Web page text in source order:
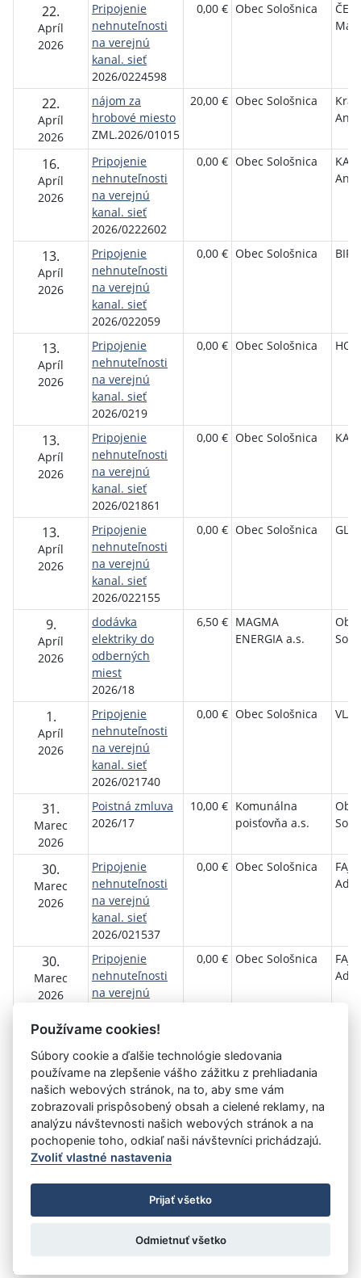
22.
Apríl
2026
Pripojenie
nehnuteľnosti
na verejnú
kanal. sieť
2026/0224598
0,00 € Obec Sološnica
22.
Apríl
2026
nájom za
hrobové miesto
ZML.2026/01015
20,00 € Obec Sološnica
16.
Apríl
2026
Pripojenie
nehnuteľnosti
na verejnú
kanal. sieť
2026/0222602
0,00 € Obec Sološnica
13.
Apríl
2026
Pripojenie
nehnuteľnosti
na verejnú
kanal. sieť
2026/022059
0,00 € Obec Sološnica
13.
Apríl
2026
Pripojenie
nehnuteľnosti
na verejnú
kanal. sieť
2026/0219
0,00 € Obec Sološnica
13.
Apríl
2026
Pripojenie
nehnuteľnosti
na verejnú
kanal. sieť
2026/021861
0,00 € Obec Sološnica
13.
Apríl
2026
Pripojenie
nehnuteľnosti
na verejnú
kanal. sieť
2026/022155
0,00 € Obec Sološnica
9.
Apríl
2026
dodávka
elektriky do
odberných
miest
2026/18
6,50 € MAGMA
ENERGIA a.s.
1.
Apríl
2026
Pripojenie
nehnuteľnosti
na verejnú
kanal. sieť
2026/021740
0,00 € Obec Sološnica
31.
Marec
2026
Poistná zmluva
2026/17
10,00 € Komunálna
poisťovňa a.s.
30.
Marec
2026
Pripojenie
nehnuteľnosti
na verejnú
kanal. sieť
2026/021537
0,00 € Obec Sološnica
30.
Marec
2026
Pripojenie
nehnuteľnosti
na verejnú
2026/0216
0,00 € Obec Sološnica
« 1 2 3Aktuálna
stránka
3
4 5 6 7 8 9
11
»
Úrad vlády SR
- Všetky práva vyhradené
Prehlásenie o prístupnosti
Zmluvy do 31.12.2010
Nastavenia cookies
: Aglo Solutions
Používame cookies!
Súbory cookie a ďalšie technológie sledovania
používame na zlepšenie vášho zážitku z prehliadania
našich webových stránok, na to, aby sme vám
zobrazovali prispôsobený obsah a cielené reklamy, na
analýzu návštevnosti našich webových stránok a na
pochopenie toho, odkiaľ naši návštevníci prichádzajú.
Zvoliť vlastné nastavenia
Prijať všetko
Odmietnuť všetko